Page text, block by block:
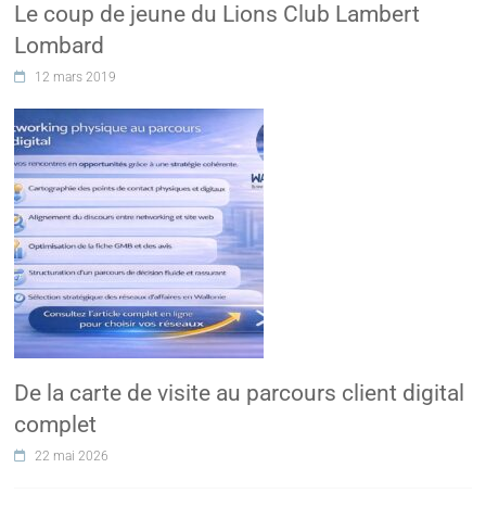
Le coup de jeune du Lions Club Lambert
Lombard
12 mars 2019
De la carte de visite au parcours client digital
complet
22 mai 2026